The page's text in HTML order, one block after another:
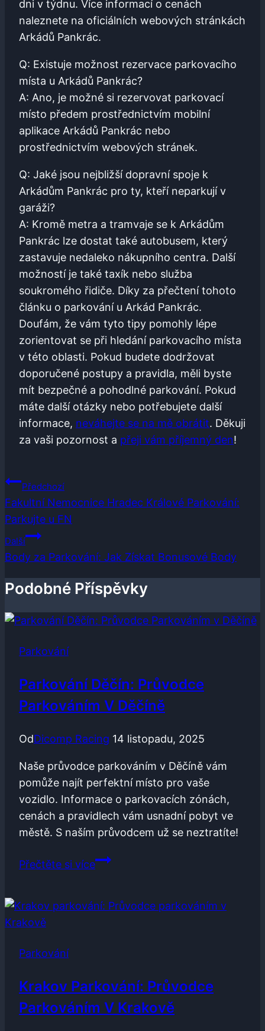
dni v⁣ týdnu. Více ‍informací o cenách
naleznete na oficiálních webových stránkách
Arkádů Pankrác.
Q: Existuje možnost rezervace‍ parkovacího
místa u Arkádů Pankrác?
A: Ano, je ⁤možné⁢ si⁢ rezervovat parkovací
místo ‌předem prostřednictvím mobilní
aplikace Arkádů ⁣Pankrác nebo
prostřednictvím webových stránek.
Q: Jaké jsou nejbližší dopravní spoje k
Arkádům Pankrác pro ty, kteří neparkují ‍v⁣
garáži?
A: Kromě metra ⁢a tramvaje se k⁣ Arkádům
Pankrác lze dostat⁣ také autobusem, ⁢který
⁣zastavuje nedaleko nákupního⁣ centra. Další
možností je také taxík nebo ​služba
soukromého ​řidiče.⁢ Díky za ⁢přečtení tohoto
článku⁤ o parkování u Arkád Pankrác.‌
Doufám, že vám tyto tipy pomohly lépe
zorientovat se při hledání ‌parkovacího místa
v této oblasti. Pokud budete dodržovat
doporučené postupy⁤ a ⁤pravidla, ⁢měli ​byste
⁢mít bezpečné a pohodlné parkování. Pokud‌
máte další otázky nebo potřebujete další
⁢informace, neváhejte se na mě⁤ obrátit. Děkuji
za vaši​ pozornost a přeji ‌vám příjemný den!
Navigace
Pro
Příspěvek
Předchozí
Fakultní Nemocnice Hradec Králové Parkování:
Parkujte u FN
Další
Body za Parkování: Jak Získat Bonusové Body
Podobné Příspěvky
Parkování
Parkování Děčín: Průvodce
Parkováním V Děčíně
OdDicomp Racing 14 listopadu, 2025
Naše průvodce parkováním v Děčíně vám
pomůže najít perfektní místo pro vaše
vozidlo. Informace o parkovacích zónách,
cenách a pravidlech vám usnadní pobyt ve
městě. S naším průvodcem už se neztratíte!
Přečtěte si víceParkování
Parkováním
Parkování
Krakov Parkování: Průvodce
Parkováním V Krakově